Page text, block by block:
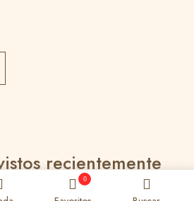
0
recientemente